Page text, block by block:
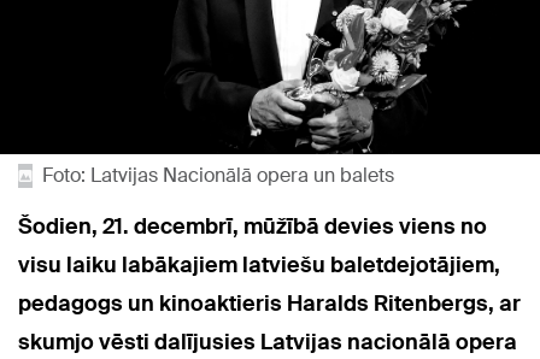
Foto: Latvijas Nacionālā opera un balets
Šodien, 21. decembrī, mūžībā devies viens no
visu laiku labākajiem latviešu baletdejotājiem,
pedagogs un kinoaktieris Haralds Ritenbergs, ar
skumjo vēsti dalījusies Latvijas nacionālā opera